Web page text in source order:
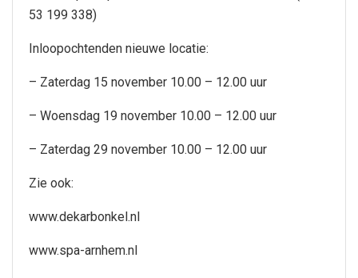
53 199 338)
Inloopochtenden nieuwe locatie:
– Zaterdag 15 november 10.00 – 12.00 uur
– Woensdag 19 november 10.00 – 12.00 uur
– Zaterdag 29 november 10.00 – 12.00 uur
Zie ook:
www.dekarbonkel.nl
www.spa-arnhem.nl